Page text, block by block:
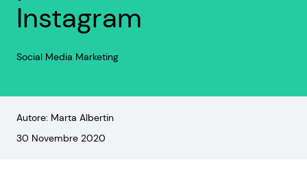
Instagram
Social Media Marketing
Autore: Marta Albertin
30 Novembre 2020